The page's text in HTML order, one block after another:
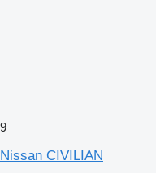
9
Nissan CIVILIAN